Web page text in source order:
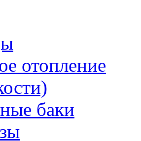
отопление
баки